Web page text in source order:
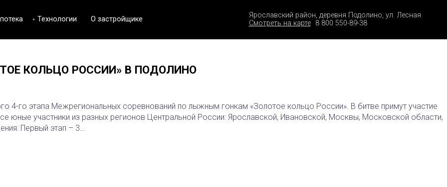
Технологии О застройщике
Ярославский район, деревня Подолино, ул. Лесная
Смотреть на карте
8 800 550-89-38
КОЛЬЦО РОССИИ» В ПОДОЛИНО
4-го этапа Межрегиональных соревнований по лыжным гонкам «Золотое кольцо России». В битве примут участие
участники из разных регионов Центральной России: Ярославской, Ивановской, Москвы, Московской области,
Первый этап – 3…